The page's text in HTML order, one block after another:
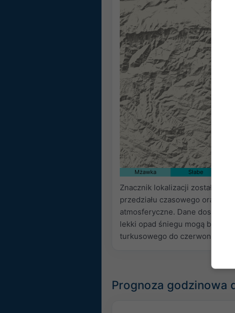
Mżawka Słabe
Znacznik lokalizacji został
przedziału czasowego oraz
atmosferyczne. Dane
lekki opad śniegu mogą być
turkusowego do czerwonego.
Prognoza godzinowa